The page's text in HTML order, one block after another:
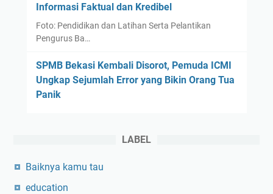
Informasi Faktual dan Kredibel
Foto: Pendidikan dan Latihan Serta Pelantikan
Pengurus Ba…
SPMB Bekasi Kembali Disorot, Pemuda ICMI
Ungkap Sejumlah Error yang Bikin Orang Tua
Panik
LABEL
Baiknya kamu tau
education